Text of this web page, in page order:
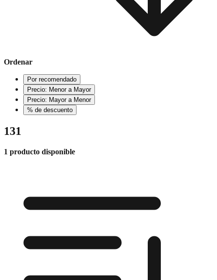
Ordenar
Por recomendado
Precio: Menor a Mayor
Precio: Mayor a Menor
% de descuento
131
1 producto disponible